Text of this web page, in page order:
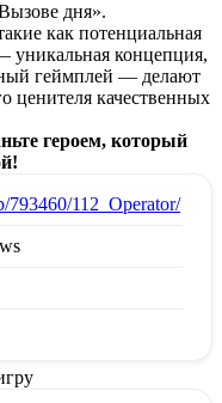
дня».
как потенциальная
уникальная концепция,
геймплей — делают
ценителя качественных
героем, который
793460/112_Operator/